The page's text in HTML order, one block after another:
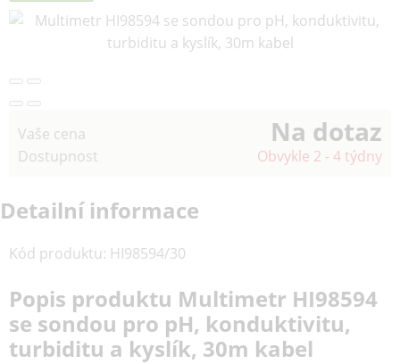
Vaše cena Na dotaz
Dostupnost Obvykle 2 - 4 týdny
Detailní informace
Kód produktu: HI98594/30
Popis produktu Multimetr HI98594
se sondou pro pH, konduktivitu,
turbiditu a kyslík, 30m kabel